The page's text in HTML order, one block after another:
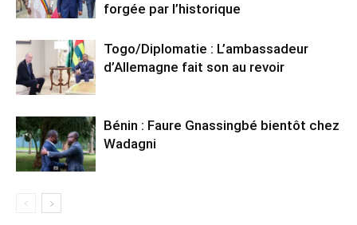
forgée par l’historique
Togo/Diplomatie : L’ambassadeur
d’Allemagne fait son au revoir
Bénin : Faure Gnassingbé bientôt chez
Wadagni